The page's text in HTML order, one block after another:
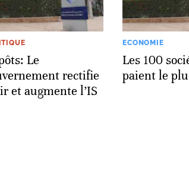
Le
rectifie
et augmente l’IS
ECONOMIE
Les 100
paient le